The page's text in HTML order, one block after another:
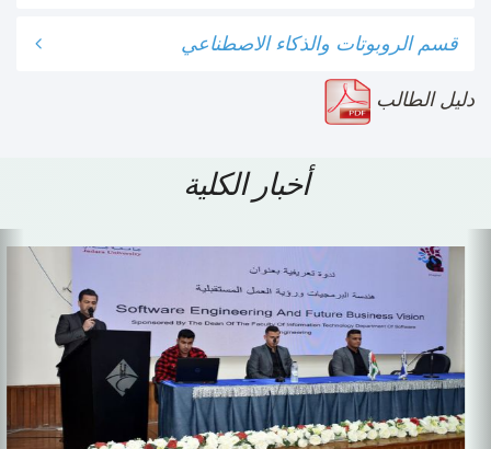
قسم الروبوتات والذكاء الاصطناعي
دليل الطالب
أخبار الكلية
Previous